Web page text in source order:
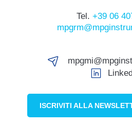
Tel. +39 06
ISCRIVITI ALLA